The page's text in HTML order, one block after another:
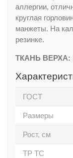
аллергии,
круглая
манжеты. На
резинке.
ТКАНЬ ВЕРХА:
ГОСТ
Размеры
Рост, см
ТР ТС